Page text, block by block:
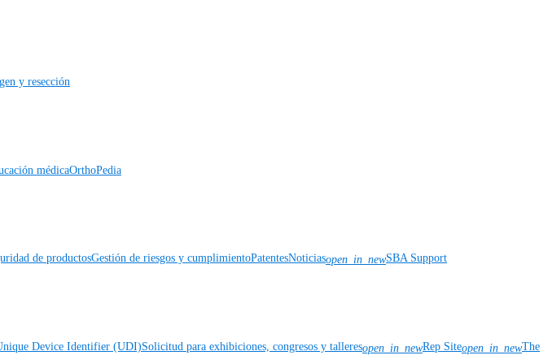
y resección
médicaOrthoPedia
de productosGestión de riesgos y cumplimientoPatentesNoticiasopen_in_newSBA Support
Device Identifier (UDI)Solicitud para exhibiciones, congresos y talleresopen_in_newRep Siteopen_in_newThe